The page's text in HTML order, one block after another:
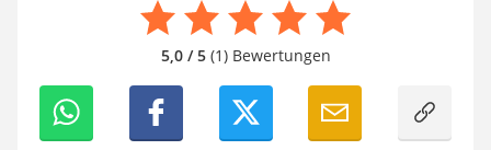
5,0 / 5(1) Bewertungen